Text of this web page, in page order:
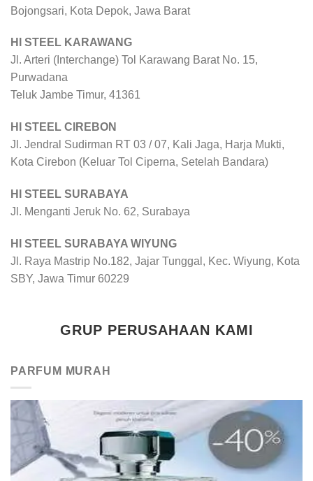
Bojongsari, Kota Depok, Jawa Barat
HI STEEL KARAWANG
Jl. Arteri (Interchange) Tol Karawang Barat No. 15,
Purwadana
Teluk Jambe Timur, 41361
HI STEEL CIREBON
Jl. Jendral Sudirman RT 03 / 07, Kali Jaga, Harja Mukti,
Kota Cirebon (Keluar Tol Ciperna, Setelah Bandara)
HI STEEL SURABAYA
Jl. Menganti Jeruk No. 62, Surabaya
HI STEEL SURABAYA WIYUNG
Jl. Raya Mastrip No.182, Jajar Tunggal, Kec. Wiyung, Kota
SBY, Jawa Timur 60229
GRUP PERUSAHAAN KAMI
PARFUM MURAH